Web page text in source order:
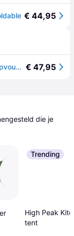
€ 44,95
StudioKing Opnametent LS-FF75 75x75 Opvouwbaar € 47,95
die je
Trending
High Peak
tent